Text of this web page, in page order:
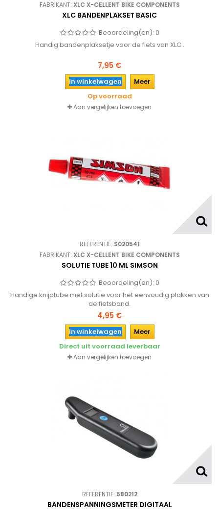
FABRIKANT: XLC X-CELLENT BIKE COMPONENTS
XLC BANDENPLAKSET BASIC
Beoordeling(en): 0
Handig bandenplaksetje voor de fiets van XLC .
7,95 €
In winkelwagen
Meer
Op voorraad
Aan vergelijken toevoegen
REFERENTIE: S020541
FABRIKANT: XLC X-CELLENT BIKE COMPONENTS
SOLUTIE TUBE 10 ML SIMSON
Beoordeling(en): 0
Handige knijptube met solutie voor het eenvoudig plakken van
de fietsband.
4,95 €
In winkelwagen
Meer
Direct uit voorraad leverbaar
Aan vergelijken toevoegen
REFERENTIE: 580212
BANDENSPANNINGSMETER DIGITAAL